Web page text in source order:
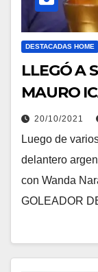
DESTACADAS HOME
LLEGÓ A
MAURO
20/10/2021
Luego de
delantero
con Wanda
GOLEADOR